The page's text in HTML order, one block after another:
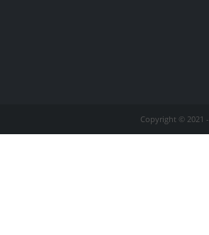
Copyright © 2021 -